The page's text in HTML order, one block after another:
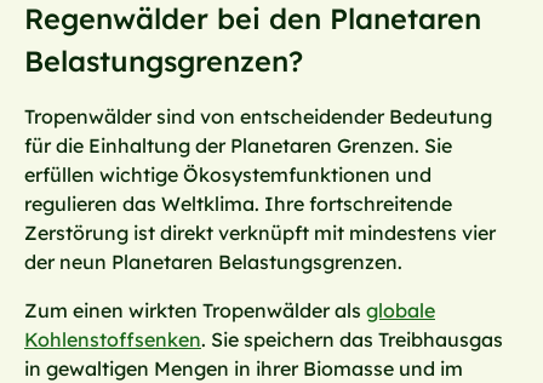
Regenwälder bei den Planetaren
Belastungsgrenzen?
Tropenwälder sind von entscheidender Bedeutung
für die Einhaltung der Planetaren Grenzen. Sie
erfüllen wichtige Ökosystemfunktionen und
regulieren das Weltklima. Ihre fortschreitende
Zerstörung ist direkt verknüpft mit mindestens vier
der neun Planetaren Belastungsgrenzen.
Zum einen wirkten Tropenwälder als globale
Kohlenstoffsenken. Sie speichern das Treibhausgas
in gewaltigen Mengen in ihrer Biomasse und im